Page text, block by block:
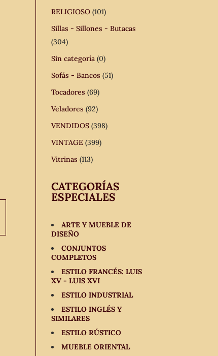
RELIGIOSO (101)
Sillas - Sillones - Butacas
(304)
Sin categoría (0)
Sofás - Bancos (51)
Tocadores (69)
Veladores (92)
VENDIDOS (398)
VINTAGE (399)
Vitrinas (113)
CATEGORÍAS
ESPECIALES
ARTE Y MUEBLE DE
DISEÑO
CONJUNTOS
COMPLETOS
ESTILO FRANCÉS: LUIS
XV - LUIS XVI
ESTILO INDUSTRIAL
ESTILO INGLÉS Y
SIMILARES
ESTILO RÚSTICO
MUEBLE ORIENTAL